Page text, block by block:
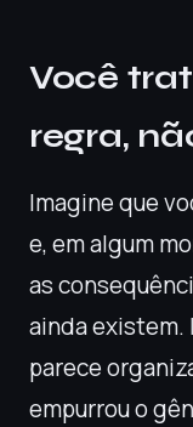
Você
regra,
Imagine que
e, em algum
as
ainda existem.
parece
empurrou o